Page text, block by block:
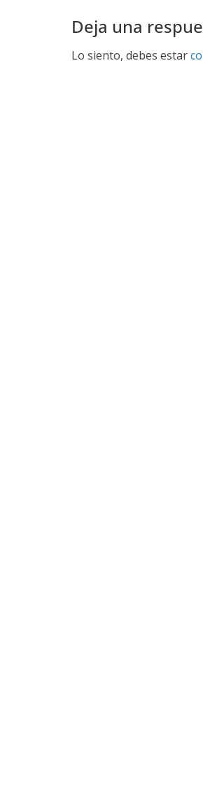
Deja una
Lo siento, debes estar